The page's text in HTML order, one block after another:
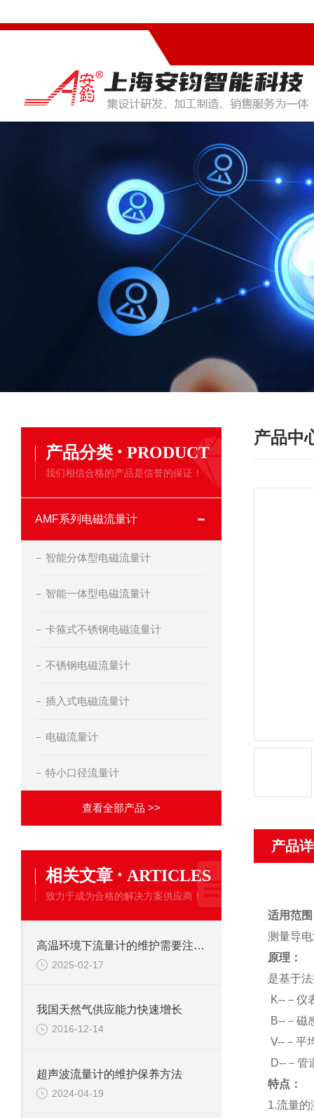
产品分类 · PRODUCT
我们相信合格的产品是信誉的保证！
AMF系列电磁流量计
智能分体型电磁流量计
智能一体型电磁流量计
卡箍式不锈钢电磁流量计
不锈钢电磁流量计
插入式电磁流量计
电磁流量计
特小口径流量计
查看全部产品 >>
相关文章 · ARTICLES
致力于成为合格的解决方案供应商！
高温环境下流量计的维护需要注意什么？
2025-02-17
我国天然气供应能力快速增长
2016-12-14
超声波流量计的维护保养方法
2024-04-19
产品中
产品
适用范
测量导
原理：
是基于
K--－仪
B--－磁
V--－平
D--－管
特点：
1.流量的